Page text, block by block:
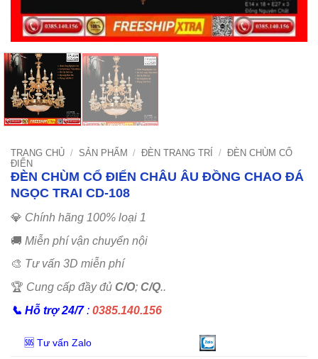
TRANG CHỦ / SẢN PHẨM / ĐÈN TRANG TRÍ / ĐÈN CHÙM CỔ
ĐIỂN
ĐÈN CHÙM CỔ ĐIỂN CHÂU ÂU ĐỒNG CHAO ĐÁ
NGỌC TRAI CD-108
💎 Chính hãng 100% loại 1
🚚 Miễn phí vận chuyển nội
🎨 Tư vấn 3D miễn phí
🏆 Cung cấp đầy đủ C/O; C/Q..
📞 Hỗ trợ 24/7: 0385.140.156
🆘 Tư vấn Zalo